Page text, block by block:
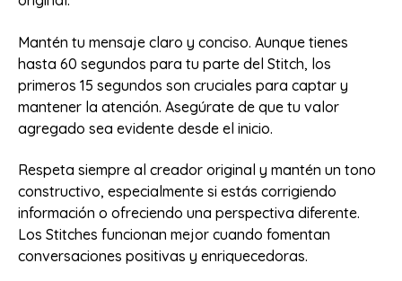
Mantén tu mensaje claro y conciso. Aunque tienes
hasta 60 segundos para tu parte del Stitch, los
primeros 15 segundos son cruciales para captar y
mantener la atención. Asegúrate de que tu valor
agregado sea evidente desde el inicio.
Respeta siempre al creador original y mantén un tono
constructivo, especialmente si estás corrigiendo
información o ofreciendo una perspectiva diferente.
Los Stitches funcionan mejor cuando fomentan
conversaciones positivas y enriquecedoras.